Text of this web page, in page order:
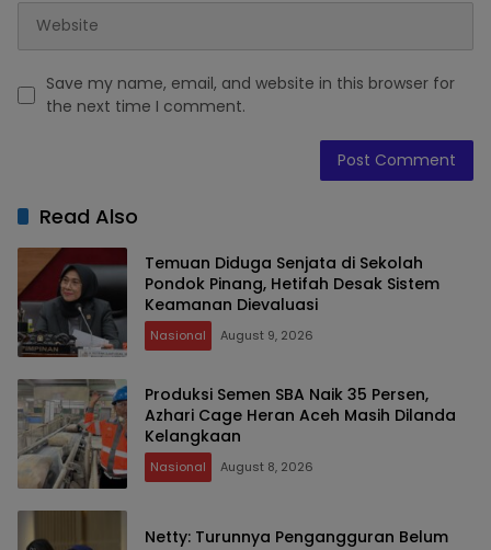
Save my name, email, and website in this browser for
the next time I comment.
Read Also
Temuan Diduga Senjata di Sekolah
Pondok Pinang, Hetifah Desak Sistem
Keamanan Dievaluasi
Nasional August 9, 2026
Produksi Semen SBA Naik 35 Persen,
Azhari Cage Heran Aceh Masih Dilanda
Kelangkaan
Nasional August 8, 2026
Netty: Turunnya Pengangguran Belum